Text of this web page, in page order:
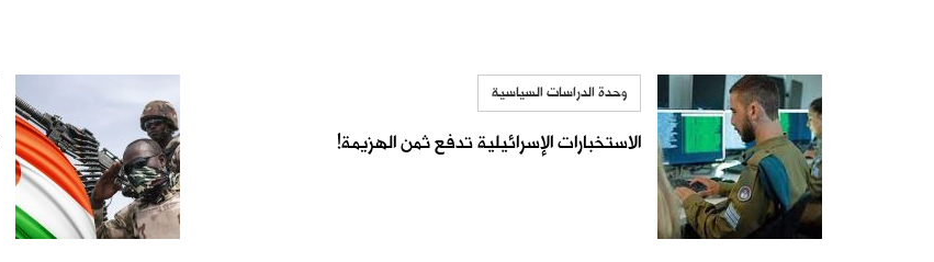
وحدة الدراسات السياسية
الاستخبارات الإسرائيلية تدفع ثمن الهزيمة!